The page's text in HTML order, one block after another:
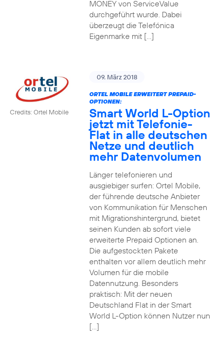
MONEY von ServiceValue
durchgeführt wurde. Dabei
überzeugt die Telefónica
Eigenmarke mit […]
Credits: Ortel Mobile
09. März 2018
ORTEL MOBILE ERWEITERT PREPAID-
OPTIONEN:
Smart World L-Option
jetzt mit Telefonie-
Flat in alle deutschen
Netze und deutlich
mehr Datenvolumen
Länger telefonieren und
ausgiebiger surfen: Ortel Mobile,
der führende deutsche Anbieter
von Kommunikation für Menschen
mit Migrationshintergrund, bietet
seinen Kunden ab sofort viele
erweiterte Prepaid Optionen an.
Die aufgestockten Pakete
enthalten vor allem deutlich mehr
Volumen für die mobile
Datennutzung. Besonders
praktisch: Mit der neuen
Deutschland Flat in der Smart
World L-Option können Nutzer nun
[…]